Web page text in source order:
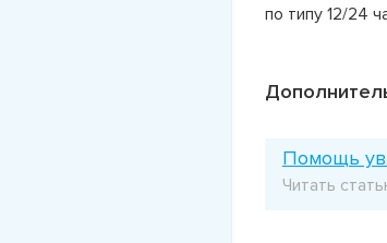
по типу 12/24
Помощь
Читать